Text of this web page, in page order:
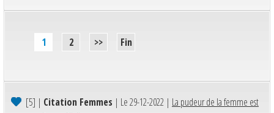
1 2 >> Fin
[5] | Citation Femmes | Le 29-12-2022 | La pudeur de la femme est